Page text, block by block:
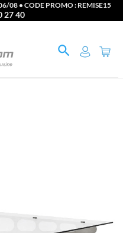
08 • CODE PROMO : REMISE15
27 40